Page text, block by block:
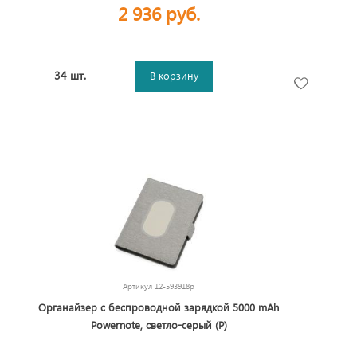
2 936 руб.
34 шт. В корзину
Артикул 12-593918p
Органайзер с беспроводной зарядкой 5000 mAh
Powernote, светло-серый (P)